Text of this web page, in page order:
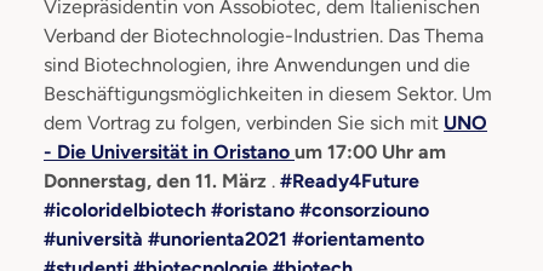
Vizepräsidentin von Assobiotec, dem Italienischen
Verband der Biotechnologie-Industrien. Das Thema
sind Biotechnologien, ihre Anwendungen und die
Beschäftigungsmöglichkeiten in diesem Sektor. Um
dem Vortrag zu folgen, verbinden Sie sich mit UNO
- Die Universität in Oristano um 17:00 Uhr am
Donnerstag, den 11. März . #Ready4Future
#icoloridelbiotech #oristano #consorziouno
#università #unorienta2021 #orientamento